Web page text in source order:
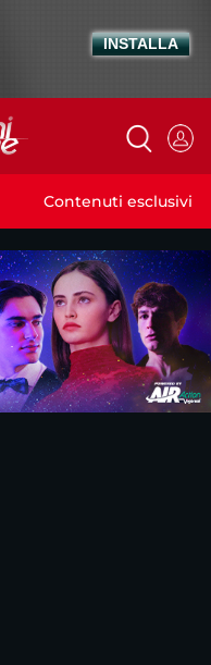
Contenuti esclusivi
INSTALLA